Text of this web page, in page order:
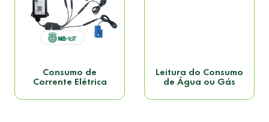
Consumo de
Corrente Elétrica
Leitura do Consumo
de Água ou Gás